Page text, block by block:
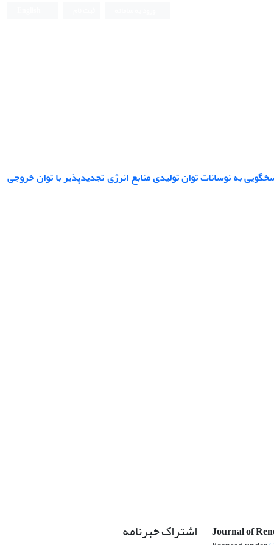
به نوسانات توان تولیدی منابع انرژی تجدیدپذیر با توان خروجی
Journal of اشتراک خبرنامه